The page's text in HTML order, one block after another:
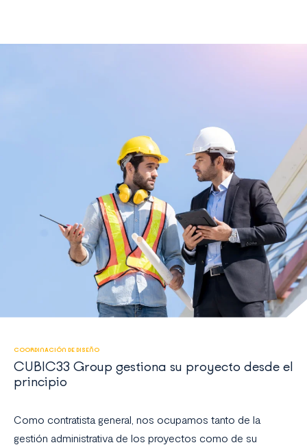
COORDINACIÓN DE DISEÑO
CUBIC33 Group gestiona su proyecto desde el
principio
Como contratista general, nos ocupamos tanto de la
gestión administrativa de los proyectos como de su